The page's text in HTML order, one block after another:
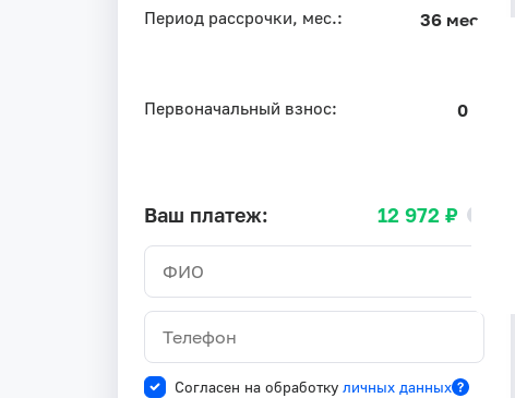
Период рассрочки, мес.: 36 мес.
Первоначальный взнос: 0 ₽
Ваш платеж: 12 972 ₽
Согласен на обработку личных данных